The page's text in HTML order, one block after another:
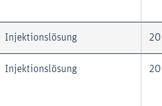
Injektionslösung
Injektionslösung